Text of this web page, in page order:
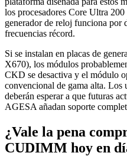
los procesadores Core Ultra 200
generador de reloj funciona por
frecuencias récord.
Si se instalan en placas de
X670), los módulos
CKD se desactiva y el módulo
convencional de gama alta.
deberán esperar a que futuras
AGESA añadan soporte
¿Vale la pena
CUDIMM hoy en